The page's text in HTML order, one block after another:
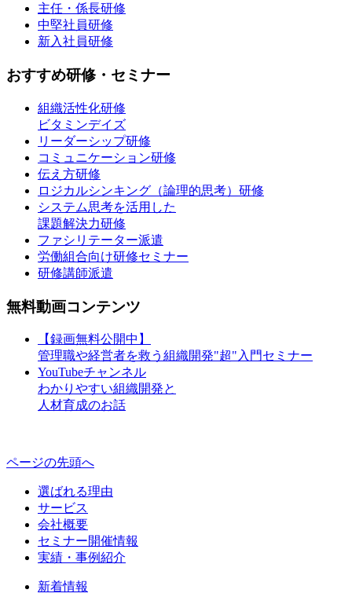
主任・係長研修
中堅社員研修
新入社員研修
おすすめ研修・セミナー
組織活性化研修
ビタミンデイズ
リーダーシップ研修
コミュニケーション研修
伝え方研修
ロジカルシンキング（論理的思考）研修
システム思考を活用した
課題解決力研修
ファシリテーター派遣
労働組合向け研修セミナー
研修講師派遣
無料動画コンテンツ
【録画無料公開中】
管理職や経営者を救う組織開発"超"入門セミナー
YouTubeチャンネル
わかりやすい組織開発と
人材育成のお話
ページの先頭へ
選ばれる理由
サービス
会社概要
セミナー開催情報
実績・事例紹介
新着情報